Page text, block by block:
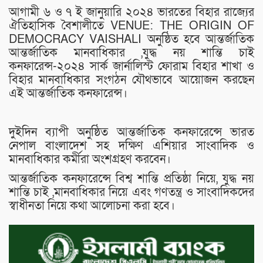
আগামী ৬ ও ৭ ই জানুয়ারি ২০২৪ ভারতের বিহার রাজ্যের
ঐতিহাসিক বৈশালীতে VENUE: THE ORIGIN OF
DEMOCRACY VAISHALI অনুষ্ঠিত হবে আন্তর্জাতিক
আন্তর্জাতিক মানবাধিকার ,যুদ্ধ নয় শান্তি চাই
কনফারেন্স-২০২৪ সার্ক জার্নালিস্ট ফোরাম বিহার শাখা ও
বিহার মানবাধিকার সংগঠন যৌথভাবে আয়োজন করছেন
এই আন্তর্জাতিক কনফারেন্স।
দুইদিন ব্যাপী অনুষ্ঠিত আন্তর্জাতিক কনফারেন্সে ভারত
নেপাল বাংলাদেশ সহ দক্ষিণ এশিয়ার সাংবাদিক ও
মানবাধিকার কর্মীরা অংশগ্রহণ করবেন।
আন্তর্জাতিক কনফারেন্সে বিশ্ব শান্তি প্রতিষ্ঠা নিয়ে, যুদ্ধ নয়
শান্তি চাই ,মানবাধিকার নিয়ে এবং গণতন্ত্র ও সাংবাদিকদের
স্বাধীনতা নিয়ে কথা আলোচনা করা হবে।